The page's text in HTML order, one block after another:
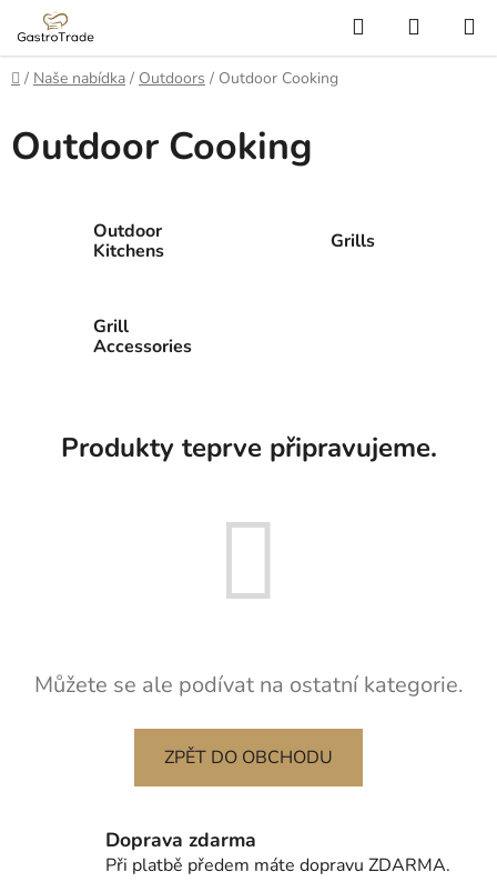
obsah
Hledat
KOŠÍK
Domů
/ Naše nabídka / Outdoors / Outdoor Cooking
Outdoor Cooking
Outdoor
Kitchens
Grills
Grill
Accessories
Produkty teprve připravujeme.
Můžete se ale podívat na ostatní kategorie.
ZPĚT DO OBCHODU
Doprava zdarma
Při platbě předem máte dopravu ZDARMA.